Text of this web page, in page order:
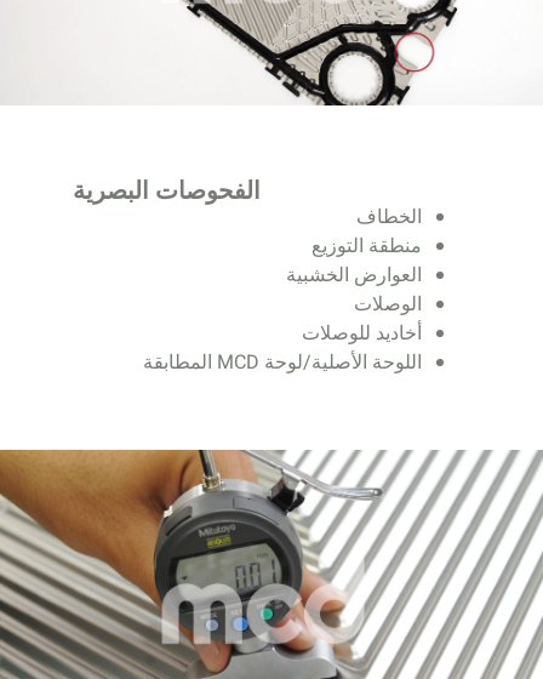
الفحوصات البصرية
الخطاف
منطقة التوزيع
العوارض الخشبية
الوصلات
أخاديد للوصلات
اللوحة الأصلية/لوحة MCD المطابقة